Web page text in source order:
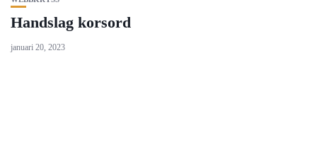
Handslag korsord
januari 20, 2023